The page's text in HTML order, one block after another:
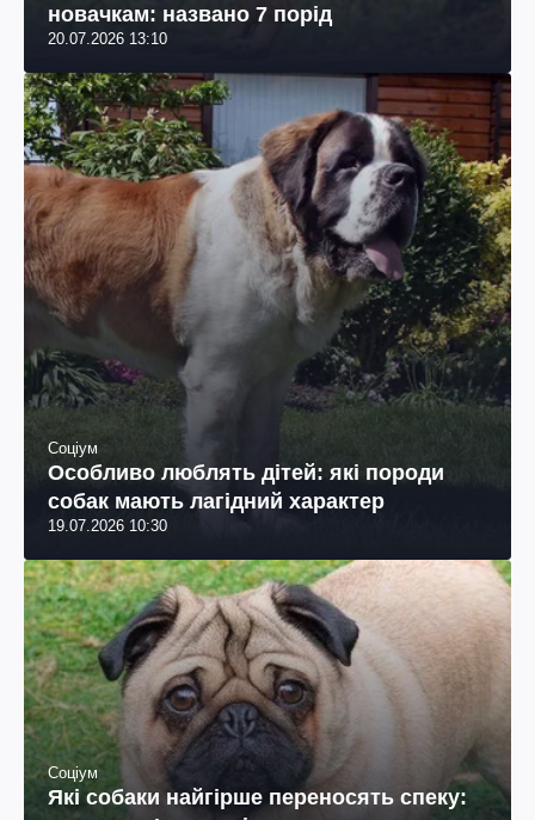
новачкам: названо 7 порід
20.07.2026 13:10
Соціум
Особливо люблять дітей: які породи
собак мають лагідний характер
19.07.2026 10:30
Соціум
Які собаки найгірше переносять спеку: